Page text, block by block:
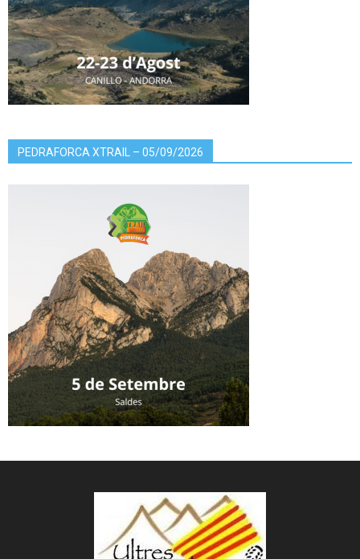
PEDRAFORCA XTRAIL – 05/09/2026